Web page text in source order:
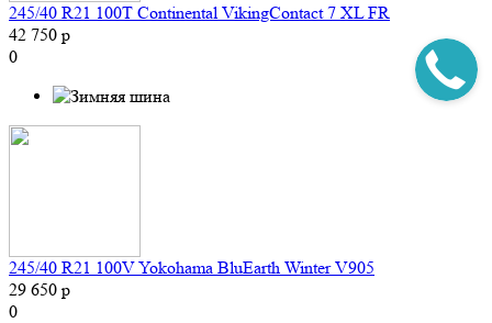
245/40 R21 100T Continental VikingContact 7 XL FR
42 750 р
0
245/40 R21 100V Yokohama BluEarth Winter V905
29 650 р
0